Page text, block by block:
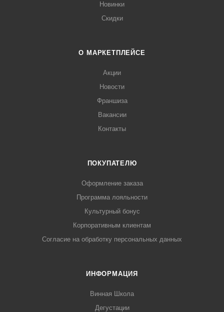
Новинки
Скидки
О МАРКЕТПЛЕЙСЕ
Акции
Новости
Франшиза
Вакансии
Контакты
ПОКУПАТЕЛЮ
Оформление заказа
Программа лояльности
Культурный бонус
Корпоративным клиентам
Согласие на обработку персональных данных
ИНФОРМАЦИЯ
Винная Школа
Дегустации